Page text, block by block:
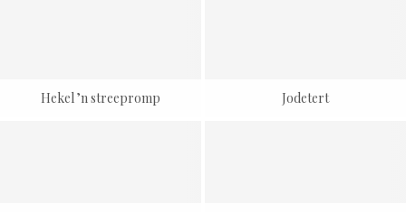
Hekel ’n streepromp Jodetert